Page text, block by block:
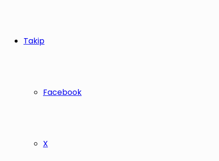
Takip
Facebook
X